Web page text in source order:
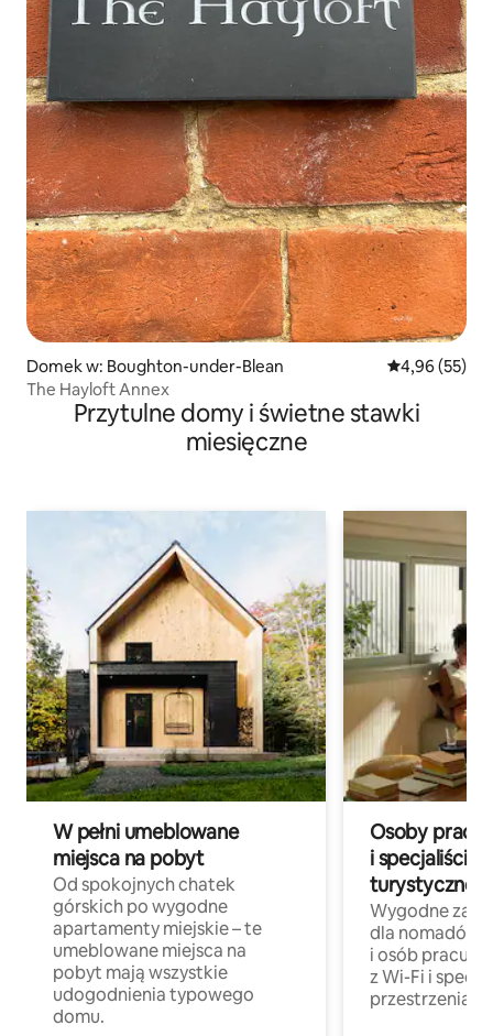
Domek w: Boughton-under-Blean Średnia
4,96 (55)
The Hayloft Annex
Przytulne domy i świetne stawki
miesięczne
W pełni umeblowane
miejsca na pobyt
Od spokojnych chatek
górskich po wygodne
apartamenty miejskie – te
umeblowane miejsca na
pobyt mają wszystkie
udogodnienia typowego
domu.
Osoby
i specjaliści z
turystycznej
Wygodne
dla nomadów
i osób
z Wi-Fi i
przestrzenią